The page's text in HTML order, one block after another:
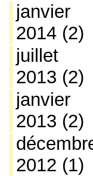
janvier
2014(2)
juillet
2013 (2)
janvier
2013 (2)
2012 (1)